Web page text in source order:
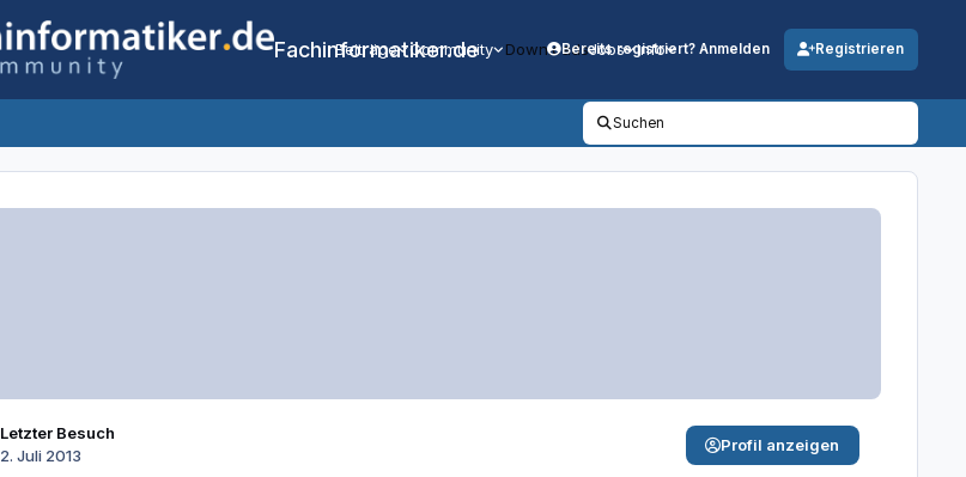
Fachinformatiker.de
Beiträge Community DownloadsJobs Info
Bereits registriert? Anmelden Registrieren
Suchen
Letzter Besuch
2. Juli 2013
Profil anzeigen